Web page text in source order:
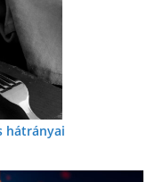
hátrányai